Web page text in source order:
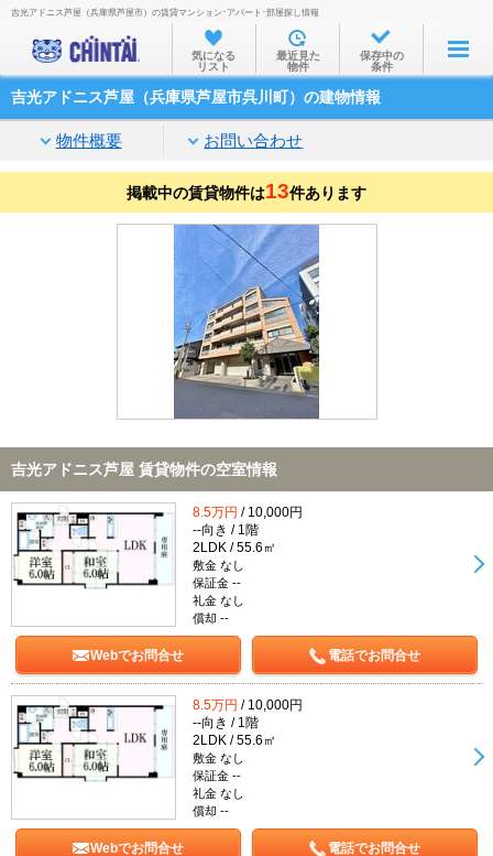
お部屋を探す
沿線・駅から
住所から
家賃相場から
通勤通学時間から
物件特集から
不動産会社から
TOP
吉光アドニス芦屋（兵庫県芦屋市）の賃貸マンション･アパート･部屋探し情報
気になる
リスト
最近見た
物件
保存中の
条件
吉光アドニス芦屋（兵庫県芦屋市呉川町）の建物情報
物件概要 お問い合わせ
掲載中の賃貸物件は13件あります
吉光アドニス芦屋 賃貸物件の空室情報
8.5万円 / 10,000円
--向き / 1階
2LDK / 55.6㎡
敷金 なし
保証金 --
礼金 なし
償却 --
Webでお問合せ 電話でお問合せ
8.5万円 / 10,000円
--向き / 1階
2LDK / 55.6㎡
敷金 なし
保証金 --
礼金 なし
償却 --
Webでお問合せ 電話でお問合せ